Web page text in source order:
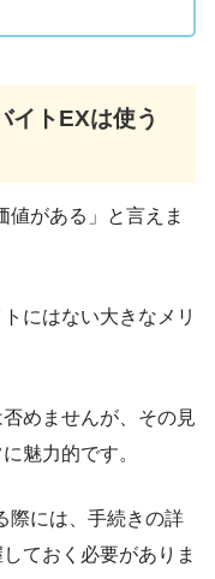
イトEXは使う
値がある」と言えま
にはない大きなメリ
めませんが、その見
魅力的です。
際には、手続きの詳
ておく必要がありま